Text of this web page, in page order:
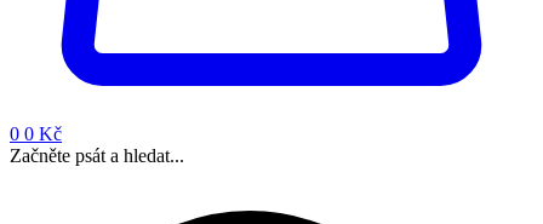
0 0 Kč
Začněte psát a hledat...